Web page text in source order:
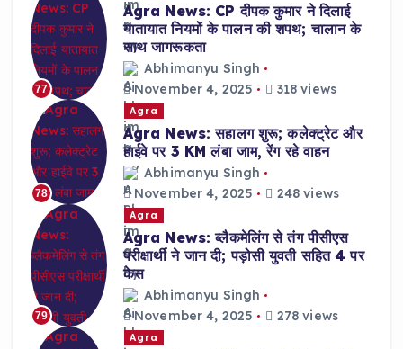
77
Agra News: CP दीपक कुमार ने दिलाई
यातायात नियमों के पालन की शपथ; चालान के
साथ जागरूकता
Abhimanyu Singh
November 4, 2025
318 views
78
Agra
Agra News: सहालग शुरू; कलेक्ट्रेट और
हाईवे पर 3 KM लंबा जाम, रेंग रहे वाहन
Abhimanyu Singh
November 4, 2025
248 views
79
Agra
Agra News: ब्लैकमेलिंग से तंग पीसीएस
परीक्षार्थी ने जान दी; पड़ोसी युवती सहित 4 पर
केस
Abhimanyu Singh
November 4, 2025
278 views
Agra